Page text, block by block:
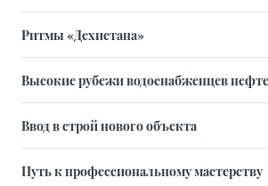
Ритмы «Дехистана»
Высокие рубежи водоснабженцев
Ввод в строй нового объекта
Путь к профессиональному мастерству